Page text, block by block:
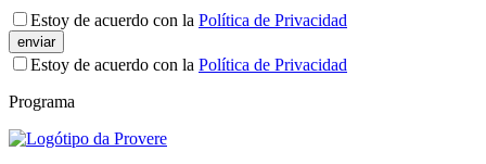
Estoy de acuerdo con la Política de Privacidad
enviar
Estoy de acuerdo con la Política de Privacidad
Programa